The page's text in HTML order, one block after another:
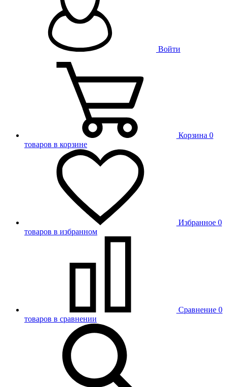
Войти
Корзина 0
товаров в корзине
Избранное 0
товаров в избранном
Сравнение 0
товаров в сравнении